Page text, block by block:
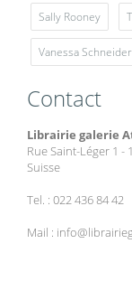
Sally Rooney
Vanessa Schneider
Contact
Librairie galerie
Rue Saint-Léger 1 -
Suisse
Tel. : 022 436 84 42
Mail :